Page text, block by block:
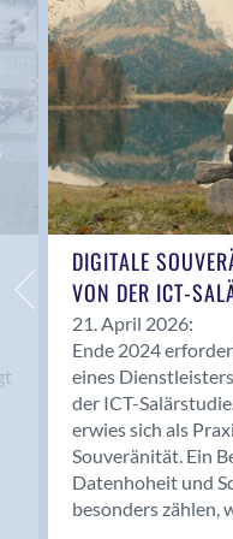
Anwil
Appenzell
Au SG
Baar
Baden
Balsthal
Balzers
Basel
Bassersdorf
Belp
Bendern
Benken (SG)
Bergdietikon
Berlin
Bern
Bern - Liebefeld
DIGITALE
VON DER ICT-
21. April 2026:
Ende 2024
eines
der ICT-
erwies sich als
Souveränität. Ein
Datenhoheit und
besonders zählen,